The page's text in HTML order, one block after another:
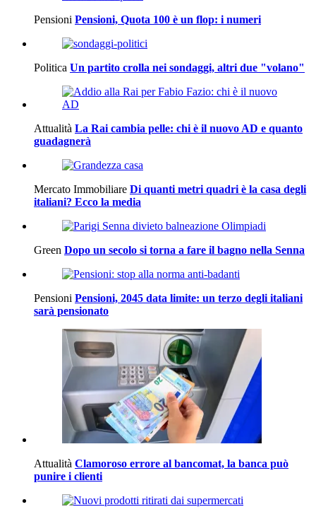
Pensioni Pensioni, Quota 100 è un flop: i numeri
Politica Un partito crolla nei sondaggi, altri due "volano"
Attualità La Rai cambia pelle: chi è il nuovo AD e quanto
guadagnerà
Mercato Immobiliare Di quanti metri quadri è la casa degli
italiani? Ecco la media
Green Dopo un secolo si torna a fare il bagno nella Senna
Pensioni Pensioni, 2045 data limite: un terzo degli italiani
sarà pensionato
Attualità Clamoroso errore al bancomat, la banca può
punire i clienti